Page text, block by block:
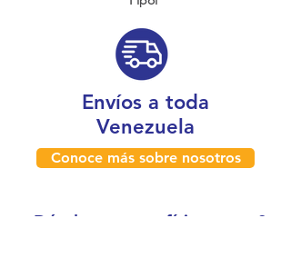
Envíos a toda
Venezuela
Conoce más sobre nosotros
¿Dónde estamos físicamente?